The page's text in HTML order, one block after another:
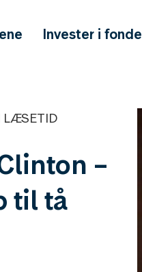
Invester i fonde
LÆSETID
–
til tå